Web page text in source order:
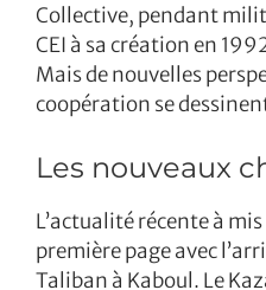
Collective, pendant
CEI à sa création en
Mais de nouvelles
coopération se
Les nouveaux
L’actualité récente à
première page avec
Taliban à Kaboul. Le